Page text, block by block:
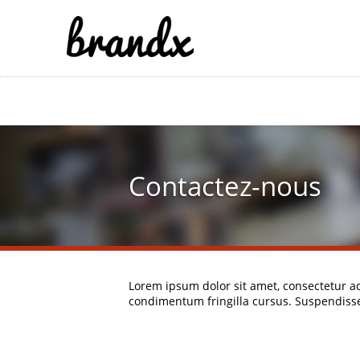
Contactez-nous
Lorem ipsum dolor sit amet, consectetur
condimentum fringilla cursus.